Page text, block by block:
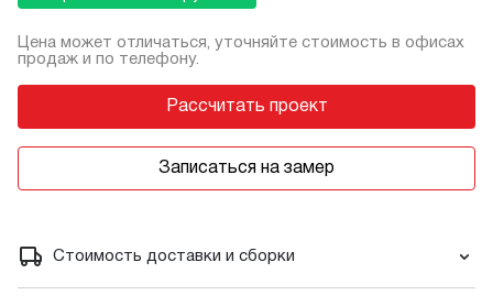
Цена может отличаться, уточняйте стоимость в офисах
продаж и по телефону.
Рассчитать проект
Записаться на замер
Стоимость доставки и сборки